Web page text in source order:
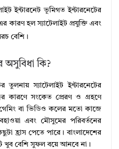
ইন্টারনেট ভূমিগত ইন্টারনেটের
কারণ হল স্যাটেলাইট প্রযুক্তি এবং
বেশি।
অসুবিধা কি?
তুলনায় স্যাটেলাইট ইন্টারনেটের
কারণে সংকেত প্রেরণ ও গ্রহণে
বা ভিডিও কলের মতো কাজে
এবং মৌসুমের পরিবর্তনের
হ্রাস পেতে পারে। বাংলাদেশের
খুব বেশি সুফল বয়ে আনবে না।